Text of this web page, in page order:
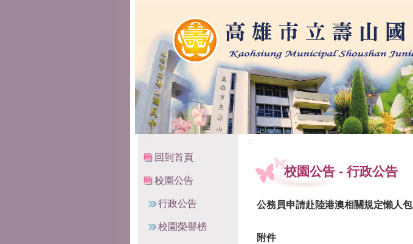
:::
回到首頁
校園公告
行政公告
校園榮譽榜
:::
校園公告 - 行政公告
公務員申請赴陸港澳相關規定懶人包
附件